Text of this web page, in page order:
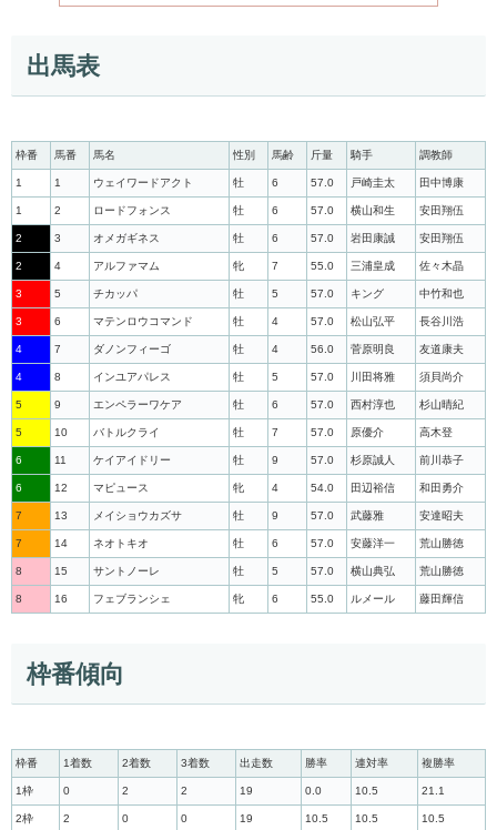
出馬表
枠番 馬番 馬名 性別 馬齢 斤量 騎手 調教師
1 1 ウェイワードアクト 牡 6 57.0 戸崎圭太 田中博康
1 2 ロードフォンス 牡 6 57.0 横山和生 安田翔伍
2 3 オメガギネス 牡 6 57.0 岩田康誠 安田翔伍
2 4 アルファマム 牝 7 55.0 三浦皇成 佐々木晶
3 5 チカッパ 牡 5 57.0 キング 中竹和也
3 6 マテンロウコマンド 牡 4 57.0 松山弘平 長谷川浩
4 7 ダノンフィーゴ 牡 4 56.0 菅原明良 友道康夫
4 8 インユアパレス 牡 5 57.0 川田将雅 須貝尚介
5 9 エンペラーワケア 牡 6 57.0 西村淳也 杉山晴紀
5 10 バトルクライ 牡 7 57.0 原優介 高木登
6 11 ケイアイドリー 牡 9 57.0 杉原誠人 前川恭子
6 12 マピュース 牝 4 54.0 田辺裕信 和田勇介
7 13 メイショウカズサ 牡 9 57.0 武藤雅 安達昭夫
7 14 ネオトキオ 牡 6 57.0 安藤洋一 荒山勝徳
8 15 サントノーレ 牡 5 57.0 横山典弘 荒山勝徳
8 16 フェブランシェ 牝 6 55.0 ルメール 藤田輝信
枠番傾向
枠番 1着数 2着数 3着数 出走数 勝率 連対率 複勝率
1枠 0 2 2 19 0.0 10.5 21.1
2枠 2 0 0 19 10.5 10.5 10.5